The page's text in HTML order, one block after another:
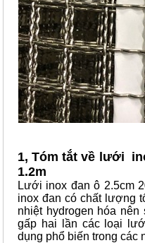
1, Tóm tắt về lưới
1.2m
Lưới inox đan ô 2.5cm
inox đan có chất lượng
nhiệt hydrogen hóa
gấp hai lần các loại
dụng phổ biến trong các